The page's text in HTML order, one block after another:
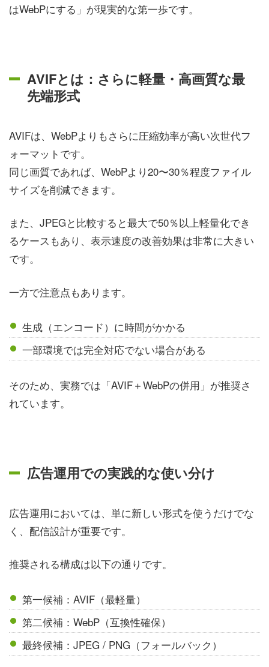
はWebPにする」が現実的な第一歩です。
AVIFとは：さらに軽量・高画質な最
先端形式
AVIFは、WebPよりもさらに圧縮効率が高い次世代フ
ォーマットです。
同じ画質であれば、WebPより20〜30％程度ファイル
サイズを削減できます。
また、JPEGと比較すると最大で50％以上軽量化でき
るケースもあり、表示速度の改善効果は非常に大きい
です。
一方で注意点もあります。
生成（エンコード）に時間がかかる
一部環境では完全対応でない場合がある
そのため、実務では「AVIF＋WebPの併用」が推奨さ
れています。
広告運用での実践的な使い分け
広告運用においては、単に新しい形式を使うだけでな
く、配信設計が重要です。
推奨される構成は以下の通りです。
第一候補：AVIF（最軽量）
第二候補：WebP（互換性確保）
最終候補：JPEG / PNG（フォールバック）